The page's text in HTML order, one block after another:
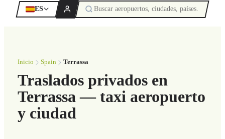
ES
Inicio Spain Terrassa
Traslados privados en
Terrassa — taxi aeropuerto
y ciudad